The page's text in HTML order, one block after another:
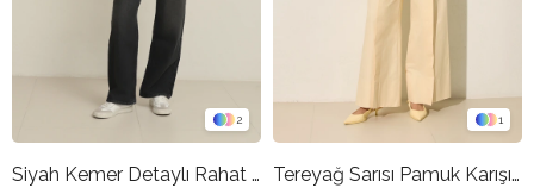
2
Siyah Kemer Detaylı Rahat Kesim Kot Pantolon
1
Tereyağ Sarısı Pamuk Karışımlı Düğme Ve Pile Detaylı Rahat Kesim Pantolon